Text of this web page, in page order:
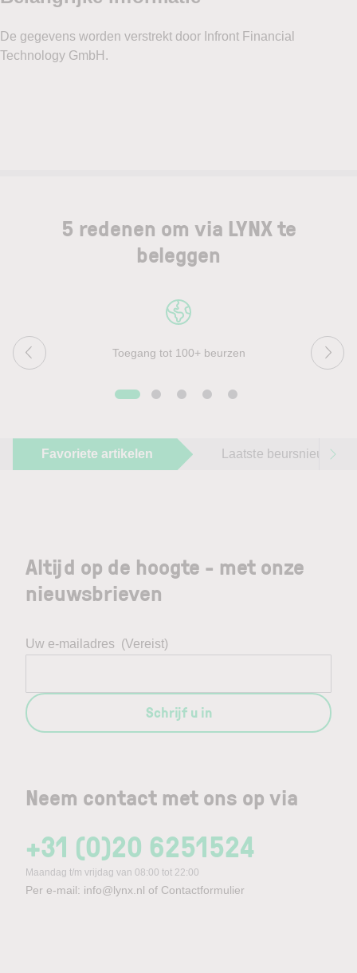
5 redenen om via LYNX te
beleggen
Toegang tot 100+ beurzen
Favoriete artikelen Laatste beursnieuws
Neem contact met ons op via
+31 (0)20 6251524
Maandag t/m vrijdag van 08:00 tot 22:00
Per e-mail: info@lynx.nl of Contactformulier
Altijd op de hoogte - met onze
nieuwsbrieven
Uw e-mailadres (Vereist)
Schrijf u in